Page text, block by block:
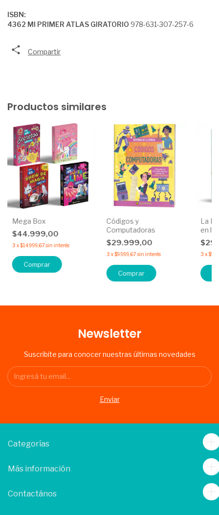
ISBN:
4362 MI PRIMER ATLAS GIRATORIO 978-631-307-257-6
Compartir
Productos similares
Mega Box
$44.999,00
3 x$14.999,67sin interés
Comprar
Códigos y
Computadoras
$29.999,00
3 x$9.999,67sin interés
La
en la
3 x
Newsletter
Suscribite para conocer nuestras últimas novedades
Categorías
Más información
Contactános